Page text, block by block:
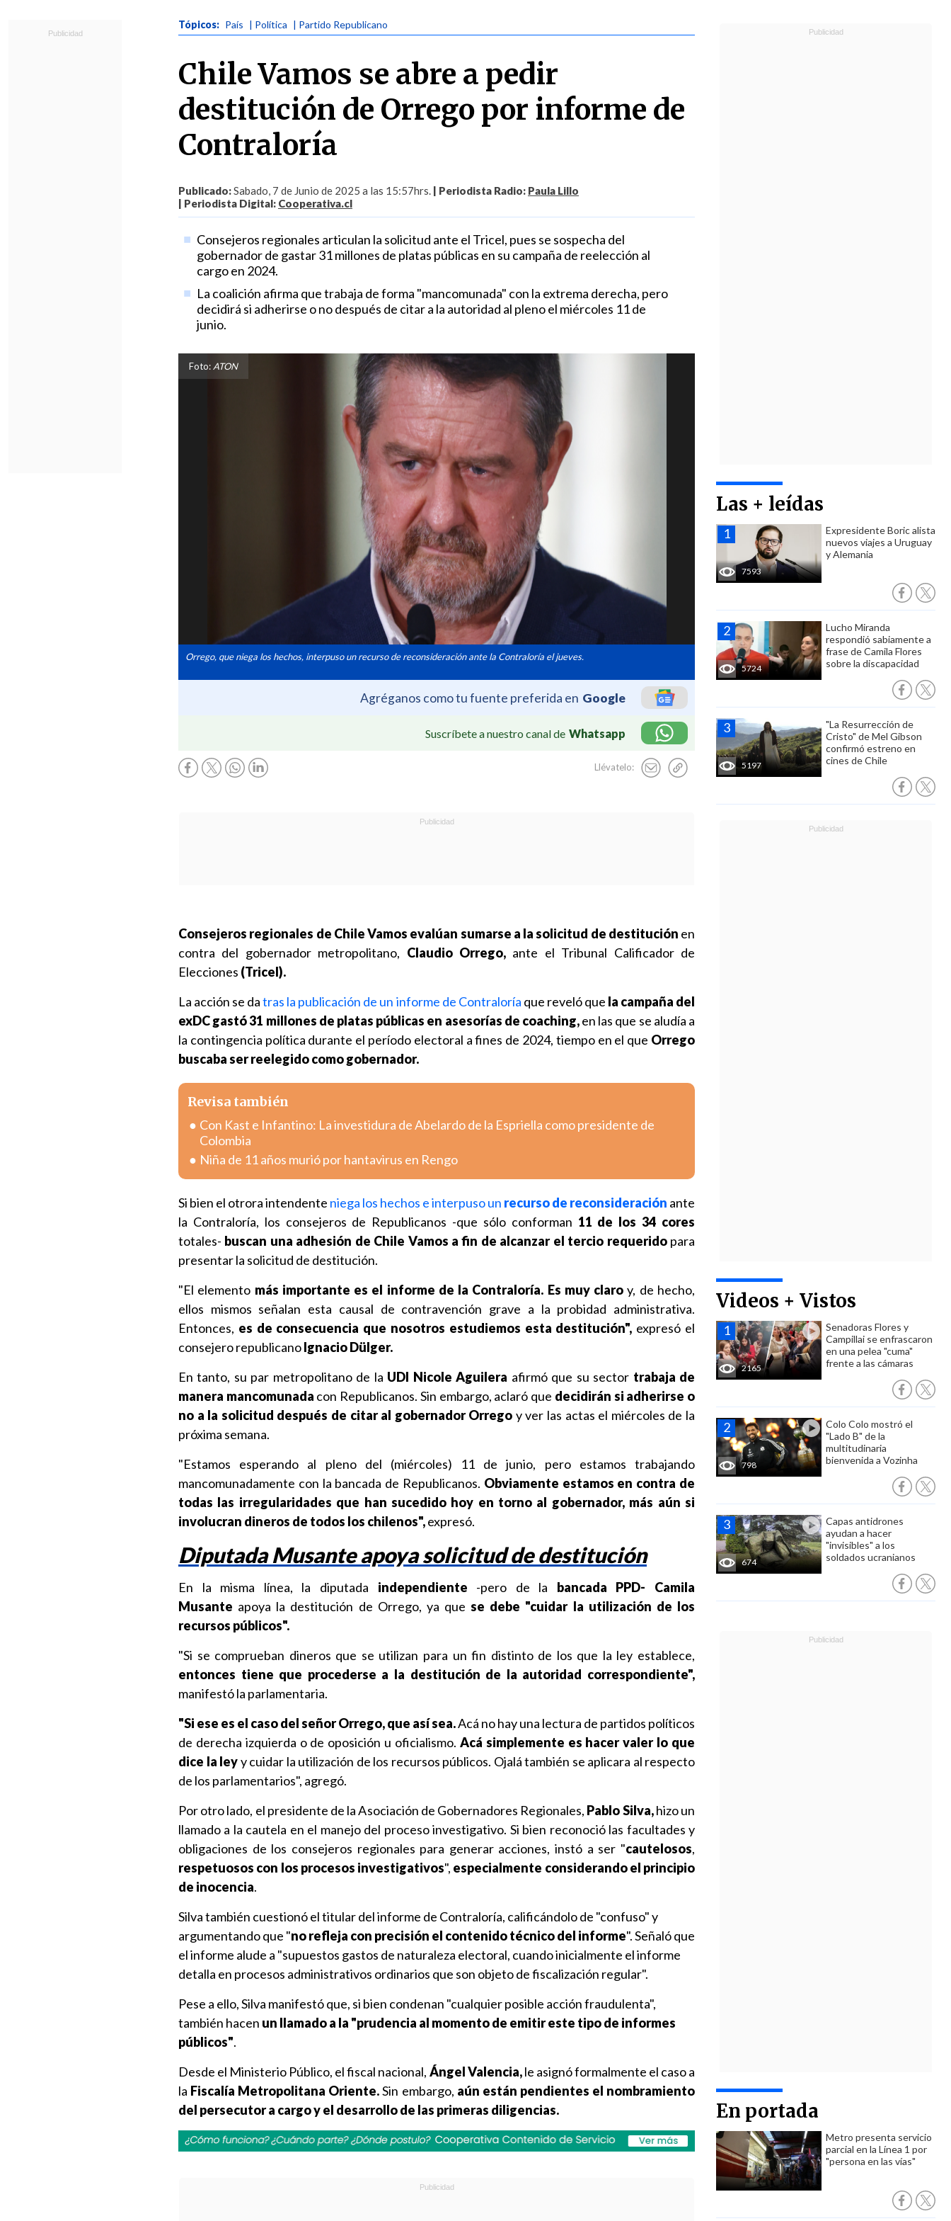
Tópicos: País | Política | Partido Republicano
Chile Vamos se abre a pedir
destitución de Orrego por informe de
Contraloría
Publicado:Sabado, 7 de Junio de 2025 a las 15:57hrs. | Periodista Radio: Paula Lillo
| Periodista Digital: Cooperativa.cl
Consejeros regionales articulan la solicitud ante el Tricel, pues se sospecha del
gobernador de gastar 31 millones de platas públicas en su campaña de reelección al
cargo en 2024.
La coalición afirma que trabaja de forma "mancomunada" con la extrema derecha, pero
decidirá si adherirse o no después de citar a la autoridad al pleno el miércoles 11 de
junio.
Foto: ATON
Orrego, que niega los hechos, interpuso un recurso de reconsideración ante la Contraloría el jueves.
Agréganos como tu fuente preferida en Google
Suscríbete a nuestro canal de Whatsapp
Llévatelo:
Las + leídas
7593
Expresidente Boric alista
nuevos viajes a Uruguay
y Alemania
5724
Lucho Miranda
respondió sabiamente a
frase de Camila Flores
sobre la discapacidad
5197
"La Resurrección de
Cristo" de Mel Gibson
confirmó estreno en
cines de Chile
Videos + Vistos
2165
Senadoras Flores y
Campillai se enfrascaron
en una pelea "cuma"
frente a las cámaras
798
Colo Colo mostró el
"Lado B" de la
multitudinaria
bienvenida a Vozinha
674
Capas antidrones
ayudan a hacer
"invisibles" a los
soldados ucranianos
En portada
Metro presenta servicio
parcial en la Línea 1 por
"persona en las vías"
Consejeros regionales de Chile Vamos evalúan sumarse a la solicitud de destitución en
contra del gobernador metropolitano, Claudio Orrego, ante el Tribunal Calificador de
Elecciones (Tricel).
La acción se datras la publicación de un informe de Contraloría que reveló que la campaña del
exDC gastó31 millones de platas públicas en asesorías de coaching,en las que se aludía a
la contingencia política durante el período electoral a fines de 2024, tiempo en el que Orrego
buscaba ser reelegido como gobernador.
Revisa también
Con Kast e Infantino: La investidura de Abelardo de la Espriella como presidente de
Colombia
Niña de 11 años murió por hantavirus en Rengo
Si bien el otrora intendente niega los hechos e interpuso un recurso de reconsideración ante
la Contraloría, los consejeros de Republicanos -que sólo conforman 11 de los 34 cores
totales- buscan una adhesión de Chile Vamos a fin de alcanzar el tercio requeridopara
presentar la solicitud de destitución.
"El elemento más importante es el informe de la Contraloría. Es muy claro y, de hecho,
ellos mismos señalan esta causal de contravención grave a la probidad administrativa.
Entonces, es de consecuencia que nosotros estudiemos esta destitución", expresó el
consejero republicanoIgnacio Dülger.
En tanto, su par metropolitano de la UDI Nicole Aguilera afirmó que su sector trabaja de
manera mancomunada con Republicanos. Sin embargo, aclaró que decidirán si adherirse o
no a la solicitud después de citar al gobernador Orrego y ver las actas el miércoles de la
próxima semana.
"Estamos esperando al pleno del (miércoles) 11 de junio, pero estamos trabajando
mancomunadamente con la bancada de Republicanos. Obviamente estamos en contra de
todas las irregularidades que han sucedido hoy en torno al gobernador, más aún si
involucran dineros de todos los chilenos",expresó.
Diputada Musante apoya solicitud de destitución
En la misma línea, la diputada independiente -pero de la bancada PPD- Camila
Musante apoya la destitución de Orrego, ya quese debe "cuidar la utilización de los
recursos públicos".
"Si se comprueban dineros que se utilizan para un fin distinto de los que la ley establece,
entonces tiene que procederse a la destitución de la autoridad correspondiente",
manifestó la parlamentaria.
"Si ese es el caso del señor Orrego, que así sea.Acá no hay una lectura de partidos políticos
de derecha izquierda o de oposición u oficialismo. Acá simplemente es hacer valer lo que
dice la leyy cuidar la utilización de los recursos públicos. Ojalá también se aplicara al respecto
de los parlamentarios", agregó.
Por otro lado, el presidente de la Asociación de Gobernadores Regionales, Pablo Silva,hizo un
llamado a la cautela en el manejo del proceso investigativo. Si bien reconoció las facultades y
obligaciones de los consejeros regionales para generar acciones, instó a ser "cautelosos,
respetuosos con los procesos investigativos", especialmente considerando el principio
de inocencia.
Silva también cuestionó el titular del informe de Contraloría, calificándolo de "confuso" y
argumentando que "no refleja con precisión el contenido técnico del informe". Señaló que
el informe alude a "supuestos gastos de naturaleza electoral, cuando inicialmente el informe
detalla en procesos administrativos ordinarios que son objeto de fiscalización regular".
Pese a ello, Silva manifestó que, si bien condenan "cualquier posible acción fraudulenta",
también hacen un llamado a la "prudencia al momento de emitir este tipo de informes
públicos".
Desde el Ministerio Público, el fiscal nacional, Ángel Valencia,le asignó formalmente el caso a
la Fiscalía Metropolitana Oriente.Sin embargo, aún están pendientes el nombramiento
del persecutor a cargo y el desarrollo de las primeras diligencias.